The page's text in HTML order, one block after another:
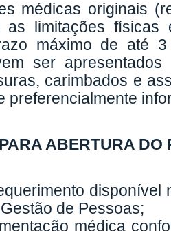
médicas originais
as limitações
máximo de até
ser
carimbados e
preferencialmente
ABERTURA DO
de Pessoas;
médica